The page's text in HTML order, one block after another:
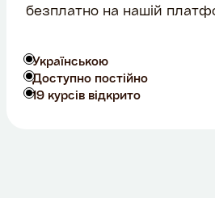
безплатно на нашій
Українською
Доступно постійно
19 курсів відкрито